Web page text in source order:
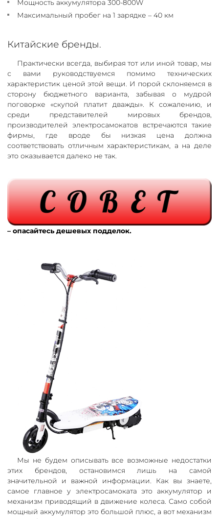
Мощность аккумулятора 300-800W
Максимальный пробег на 1 зарядке – 40 км
Китайские бренды.
Практически всегда, выбирая тот или иной товар, мы
с вами руководствуемся помимо технических
характеристик ценой этой вещи. И порой склоняемся в
сторону бюджетного варианта, забывая о мудрой
поговорке «скупой платит дважды». К сожалению, и
среди представителей мировых брендов,
производителей электросамокатов встречаются такие
фирмы, где вроде бы низкая цена должна
соответствовать отличным характеристикам, а на деле
это оказывается далеко не так.
– опасайтесь дешевых подделок.
Мы не будем описывать все возможные недостатки
этих брендов, остановимся лишь на самой
значительной и важной информации. Как вы знаете,
самое главное у электросамоката это аккумулятор и
механизм приводящий в движение колеса. Само собой
мощный аккумулятор это большой плюс, а вот механизм